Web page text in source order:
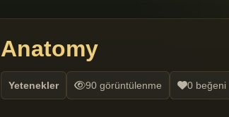
Anatomy
Yetenekler 90 görüntülenme 0 beğeni